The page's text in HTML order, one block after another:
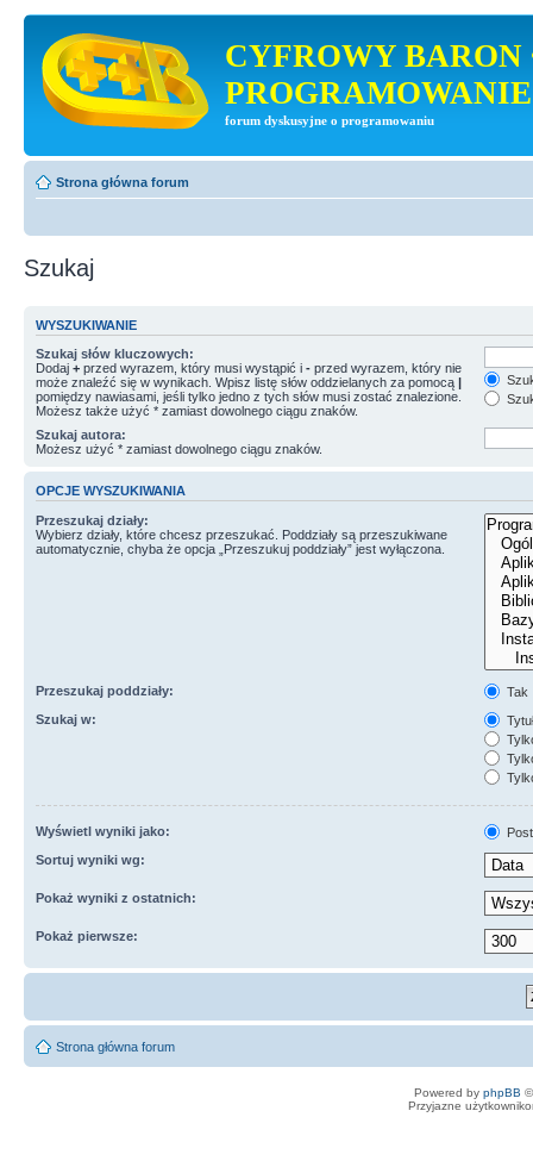
CYFROWY BARON
PROGRAMOWANIE
forum dyskusyjne o programowaniu
Strona główna forum
Szukaj
WYSZUKIWANIE
Szukaj słów kluczowych:
Dodaj + przed wyrazem, który musi wystąpić i - przed wyrazem, który nie
może znaleźć się w wynikach. Wpisz listę słów oddzielanych za pomocą |
pomiędzy nawiasami, jeśli tylko jedno z tych słów musi zostać znalezione.
Możesz także użyć * zamiast dowolnego ciągu znaków.
Szukaj autora:
Możesz użyć * zamiast dowolnego ciągu znaków.
OPCJE WYSZUKIWANIA
Przeszukaj działy:
Wybierz działy, które chcesz przeszukać. Poddziały są przeszukiwane
automatycznie, chyba że opcja „Przeszukuj poddziały” jest wyłączona.
Przeszukaj poddziały:
Tak
Szukaj w:
Wyświetl wyniki jako:
Sortuj wyniki wg:
Pokaż wyniki z ostatnich:
Pokaż pierwsze:
Strona główna forum
Powered by phpBB
Przyjazne